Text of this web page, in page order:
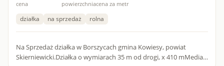
cena powierzchniacena za metr
działka na sprzedaż rolna
Na Sprzedaż działka w Borszycach gmina Kowiesy, powiat
Skierniewicki.Działka o wymiarach 35 m od drogi, x 410 mMedia